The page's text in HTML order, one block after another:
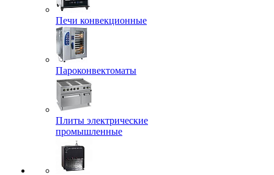
Печи конвекционные
Пароконвектоматы
Плиты электрические
промышленные